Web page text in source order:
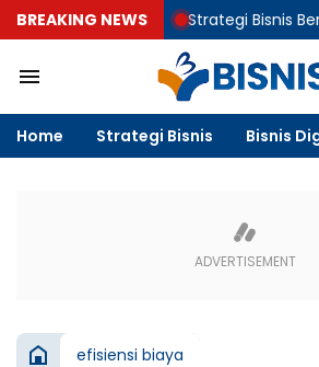
BREAKING NEWSStrategi Bisnis
Home Strategi Bisnis Bisnis
efisiensi biaya